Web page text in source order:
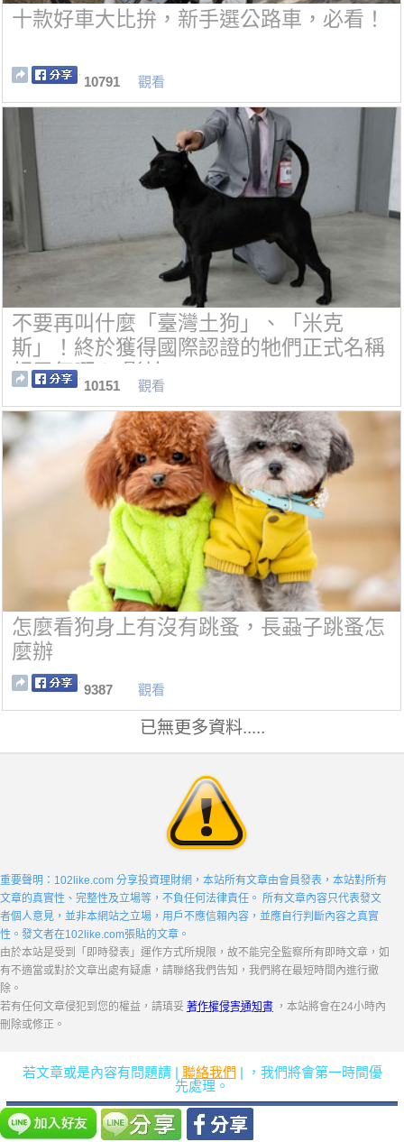
十款好車大比拚，新手選公路車，必看！
10791 觀看
不要再叫什麼「臺灣土狗」、「米克
斯」！終於獲得國際認證的牠們正式名稱
超霸氣啊！(影片)
10151 觀看
怎麼看狗身上有沒有跳蚤，長蝨子跳蚤怎
麼辦
9387 觀看
已無更多資料.....
重要聲明：102like.com 分享投資理財網，本站所有文章由會員發表，本站對所有
文章的真實性、完整性及立場等，不負任何法律責任。 所有文章內容只代表發文
者個人意見，並非本網站之立場，用戶不應信賴內容，並應自行判斷內容之真實
性。發文者在102like.com張貼的文章。
由於本站是受到「即時發表」運作方式所規限，故不能完全監察所有即時文章，如
有不適當或對於文章出處有疑慮，請聯絡我們告知，我們將在最短時間內進行撤
除。
若有任何文章侵犯到您的權益，請瑱妥 著作權侵害通知書 ，本站將會在24小時內
刪除或修正。
若文章或是內容有問題請 | 聯絡我們 | ，我們將會第一時間優
先處理。
侵權舉報｜聯絡我們｜借錢 ｜貸款｜借錢網
｜評價｜易窩